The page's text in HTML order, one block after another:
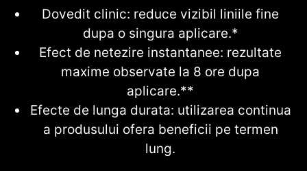
Dovedit clinic: reduce vizibil liniile fine
dupa o singura aplicare.*
Efect de netezire instantanee: rezultate
maxime observate la 8 ore dupa
aplicare.**
Efecte de lunga durata: utilizarea continua
a produsului ofera beneficii pe termen
lung.